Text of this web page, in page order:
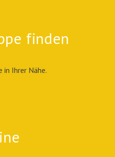
finden
in Ihrer Nähe.